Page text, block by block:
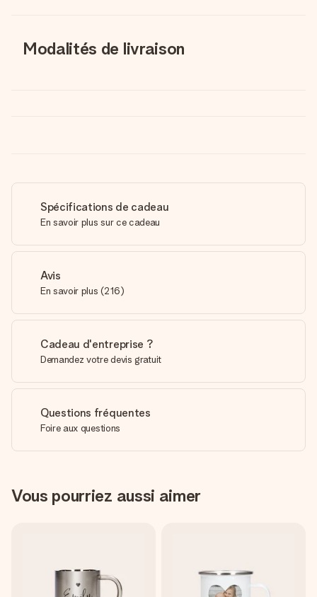
Modalités de livraison
Spécifications de cadeau
En savoir plus sur ce cadeau
Avis
En savoir plus (216)
Cadeau d'entreprise ?
Demandez votre devis gratuit
Questions fréquentes
Foire aux questions
Vous pourriez aussi aimer